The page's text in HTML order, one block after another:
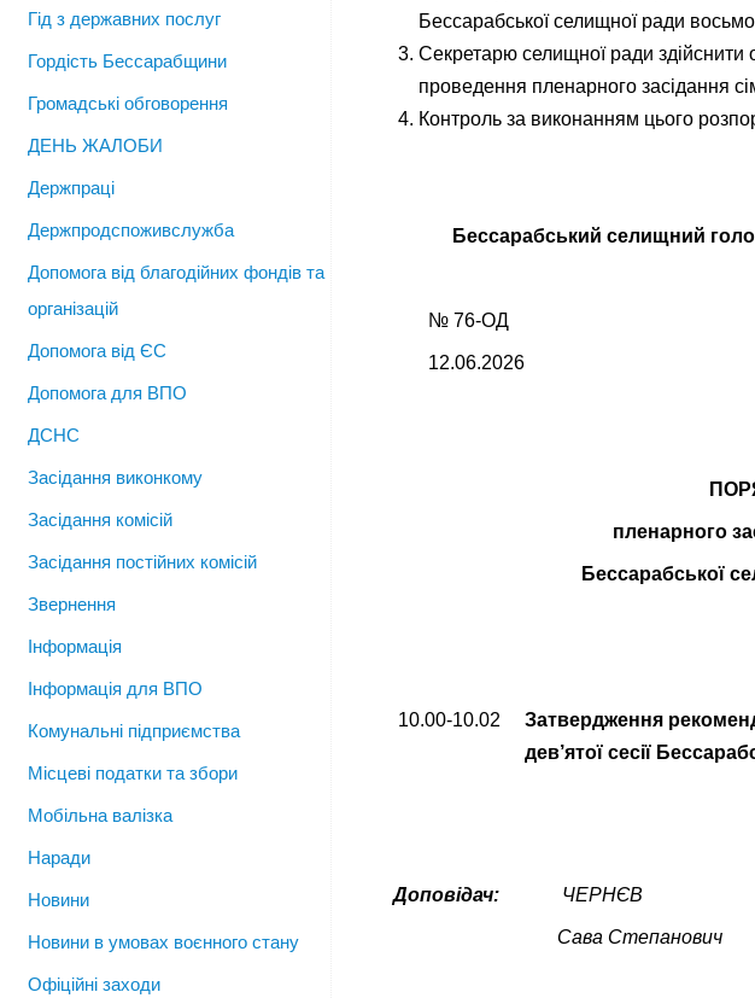
Бессарабської селищної ради
Секретарю селищної ради здійснити
проведення пленарного засідання
Контроль за виконанням цього
Бессарабський
№ 76-ОД
12.06.2026
пленарного
Бессарабської
10.00-10.02
Затвердження
дев’ятої сесії
Доповідач: ЧЕРНЄВ
Сава Степанович
Гід з державних послуг
Гордість Бессарабщини
Громадські обговорення
ДЕНЬ ЖАЛОБИ
Держпраці
Держпродспоживслужба
Допомога від благодійних фондів та
організацій
Допомога від ЄС
Допомога для ВПО
ДСНС
Засідання виконкому
Засідання комісій
Засідання постійних комісій
Звернення
Інформація
Інформація для ВПО
Комунальні підприємства
Місцеві податки та збори
Мобільна валізка
Наради
Новини
Новини в умовах воєнного стану
Офіційні заходи